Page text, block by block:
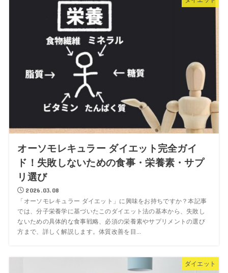
オーソモレキュラー ダイエット完全ガイ
ド！失敗しないための食事・栄養素・サプ
リ選び
2026.03.08
「オーソモレキュラー ダイエット」に興味をお持ちですか？本記事
では、分子栄養学に基づいたこのダイエット法の基本から、失敗し
ないための具体的な食事戦略、必須の栄養素やサプリメントの選び
方まで、詳しく解説します。体質改善を目...
ダイエット